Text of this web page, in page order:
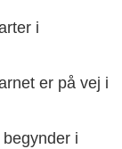
i
er på vej i
i